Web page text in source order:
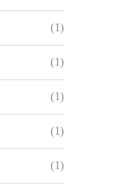
(1)
(1)
(1)
(1)
(1)